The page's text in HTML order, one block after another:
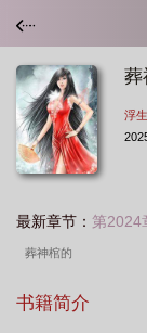
葬
浮
最新章节： 第2024
葬神棺的
书籍简介